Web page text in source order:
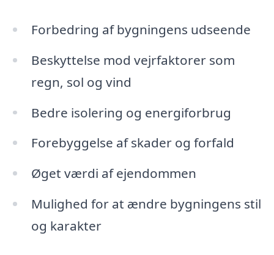
Forbedring af bygningens udseende
Beskyttelse mod vejrfaktorer som
regn, sol og vind
Bedre isolering og energiforbrug
Forebyggelse af skader og forfald
Øget værdi af ejendommen
Mulighed for at ændre bygningens stil
og karakter